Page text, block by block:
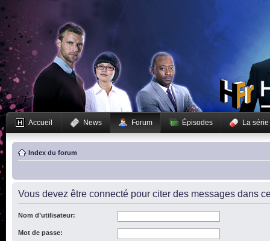
Accueil News Forum Épisodes La série
Index du forum
Vous devez être connecté pour citer des messages dans
Nom d’utilisateur:
Mot de passe: